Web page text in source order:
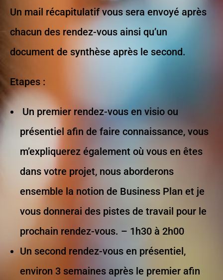
Un mail récapitulatif vous sera envoyé après
chacun des rendez-vous ainsi qu’un
document de synthèse après le second.
Etapes :
Un premier rendez-vous en visio ou
présentiel afin de faire connaissance, vous
m’expliquerez également où vous en êtes
dans votre projet, nous aborderons
ensemble la notion de Business Plan et je
vous donnerai des pistes de travail pour le
prochain rendez-vous. – 1h30 à 2h00
Un second rendez-vous en présentiel,
environ 3 semaines après le premier afin